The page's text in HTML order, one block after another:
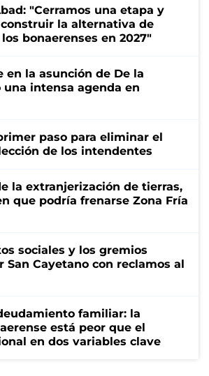
"Cerramos una etapa y
la alternativa de
bonaerenses en 2027"
en la asunción de De la
una intensa agenda en
paso para eliminar el
de los intendentes
la extranjerización de tierras,
que podría frenarse Zona Fría
sociales y los gremios
San Cayetano con reclamos al
familiar: la
está peor que el
en dos variables clave